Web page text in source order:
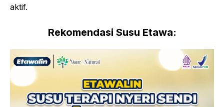
aktif.
Rekomendasi Susu Etawa: